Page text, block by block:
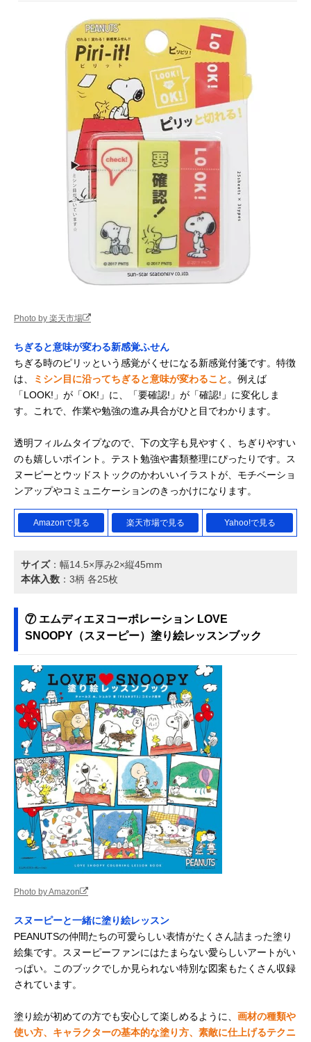
Photo by 楽天市場
ちぎると意味が変わる新感覚ふせん
ちぎる時のピリッという感覚がくせになる新感覚付箋です。特徴
は、
ミシン目に沿ってちぎると意味が変わること。例えば
「LOOK!」が「OK!」に、「要確認!」が「確認!」に変化しま
す。これで、作業や勉強の進み具合がひと目でわかります。
透明フィルムタイプなので、下の文字も見やすく、ちぎりやすい
のも嬉しいポイント。テスト勉強や書類整理にぴったりです。ス
ヌーピーとウッドストックのかわいいイラストが、モチベーショ
ンアップやコミュニケーションのきっかけになります。
Amazonで見る 楽天市場で見る Yahoo!で見る
サイズ：幅14.5×厚み2×縦45mm
本体入数 ：3柄 各25枚
⑦ エムディエヌコーポレーション LOVE
SNOOPY（スヌーピー）塗り絵レッスンブック
Photo by Amazon
スヌーピーと一緒に塗り絵レッスン
PEANUTSの仲間たちの可愛らしい表情がたくさん詰まった塗り
絵集です。スヌーピーファンにはたまらない愛らしいアートがい
っぱい。このブックでしか見られない特別な図案もたくさん収録
されています。
塗り絵が初めての方でも安心して楽しめるように、 画材の種類や
使い方、キャラクターの基本的な塗り方、素敵に仕上げるテクニ